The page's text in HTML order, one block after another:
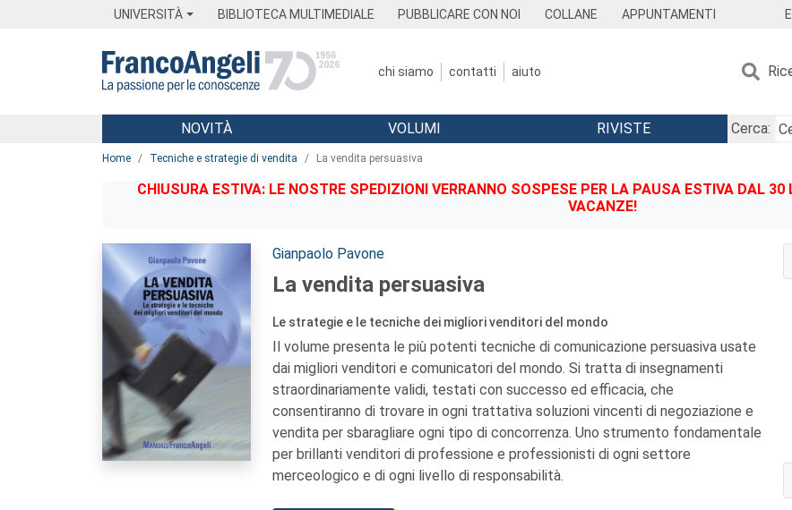
UNIVERSITÀ BIBLIOTECA MULTIMEDIALE PUBBLICARE CON NOI COLLANE APPUNTAMENTI
chi siamo contatti aiuto
Menu
NOVITÀ VOLUMI RIVISTE
Cerca:
Home Tecniche e strategie di vendita La vendita persuasiva
CHIUSURA ESTIVA: LE NOSTRE SPEDIZIONI VERRANNO SOSPESE PER LA PAUSA ESTIVA DAL
VACANZE!
Autori:
Gianpaolo Pavone
La vendita persuasiva
Le strategie e le tecniche dei migliori venditori del mondo
Il volume presenta le più potenti tecniche di comunicazione persuasiva usate
dai migliori venditori e comunicatori del mondo. Si tratta di insegnamenti
straordinariamente validi, testati con successo ed efficacia, che
consentiranno di trovare in ogni trattativa soluzioni vincenti di negoziazione e
vendita per sbaragliare ogni tipo di concorrenza. Uno strumento fondamentale
per brillanti venditori di professione e professionisti di ogni settore
merceologico e di ogni livello di responsabilità.